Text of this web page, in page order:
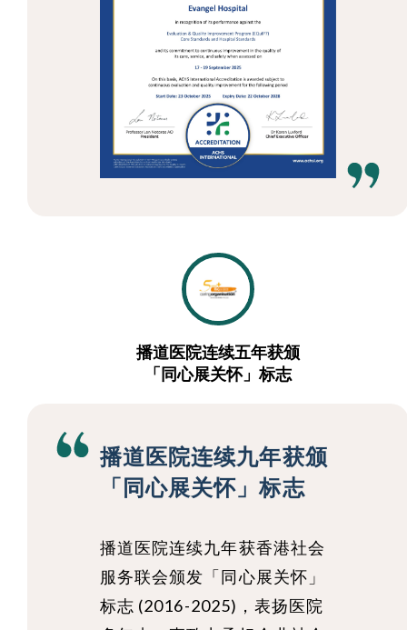
播道医院连续五年获颁
「同心展关怀」标志
播道医院连续九年获颁
「同心展关怀」标志
播道医院连续九年获香港社会
服务联会颁发「同心展关怀」
标志 (2016-2025)，表扬医院